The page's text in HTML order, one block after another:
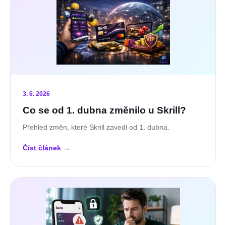
3. 6. 2026
Co se od 1. dubna změnilo u Skrill?
Přehled změn, které Skrill zavedl od 1. dubna.
Číst článek →